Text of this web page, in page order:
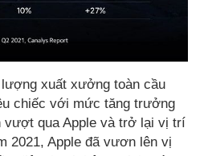
xuất xưởng toàn cầu
chiếc với mức tăng trưởng
vượt qua Apple và trở lại vị trí
2021, Apple đã vươn lên vị